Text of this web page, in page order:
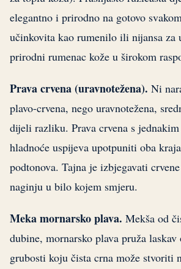
elegantno i prirodno na gotovo
učinkovita kao rumenilo ili nijansa za
prirodni rumenac kože u širokom
Prava crvena (uravnotežena). Ni
plavo-crvena, nego uravnotežena,
dijeli razliku. Prava crvena s
hladnoće uspijeva upotpuniti oba
podtonova. Tajna je izbjegavati
naginju u bilo kojem smjeru.
Meka mornarsko plava. Mekša od
dubine, mornarsko plava pruža
grubosti koju čista crna može